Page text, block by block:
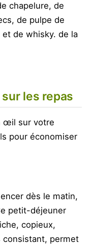
chapelure, de
de pulpe de
de whisky. de la
les repas
œil sur votre
pour économiser
dès le matin,
petit-déjeuner
copieux,
consistant, permet